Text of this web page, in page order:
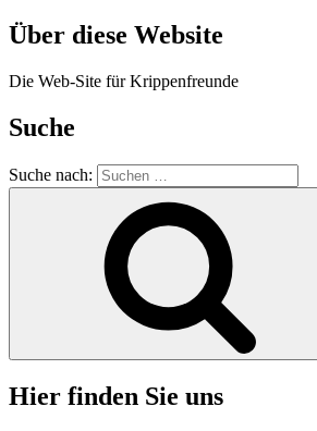
Über diese Website
Die Web-Site für Krippenfreunde
Suche
Suche nach:
Hier finden Sie uns